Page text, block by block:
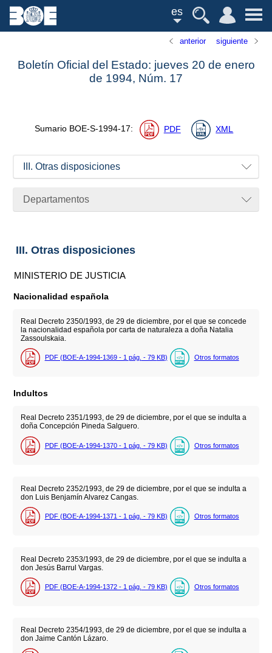
es
anterior siguiente
Boletín Oficial del Estado: jueves 20 de enero
de 1994, Núm. 17
Sumario BOE-S-1994-17: PDF XML
III. Otras disposiciones
Departamentos
III. Otras disposiciones
MINISTERIO DE JUSTICIA
Nacionalidad española
Real Decreto 2350/1993, de 29 de diciembre, por el que se concede
la nacionalidad española por carta de naturaleza a doña Natalia
Zassoulskaia.
PDF (BOE-A-1994-1369 - 1 pág. - 79 KB) Otros formatos
Indultos
Real Decreto 2351/1993, de 29 de diciembre, por el que se indulta a
doña Concepción Pineda Salguero.
PDF (BOE-A-1994-1370 - 1 pág. - 79 KB) Otros formatos
Real Decreto 2352/1993, de 29 de diciembre, por el que se indulta a
don Luis Benjamín Alvarez Cangas.
PDF (BOE-A-1994-1371 - 1 pág. - 79 KB) Otros formatos
Real Decreto 2353/1993, de 29 de diciembre, por el que se indulta a
don Jesús Barrul Vargas.
PDF (BOE-A-1994-1372 - 1 pág. - 79 KB) Otros formatos
Real Decreto 2354/1993, de 29 de diciembre, por el que se indulta a
don Jaime Cantón Lázaro.